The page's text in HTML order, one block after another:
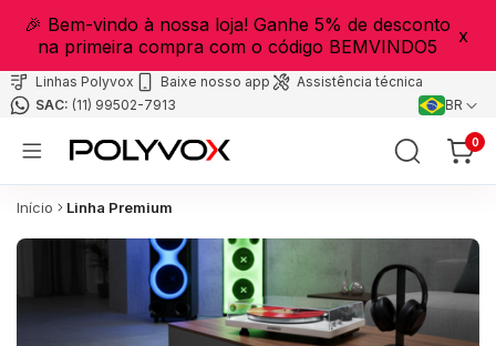
🎉 Bem-vindo à nossa loja! Ganhe 5% de desconto
na primeira compra com o código BEMVINDO5
x
Linhas Polyvox Baixe nosso app
Assistência técnica
(11) 99502-7913
BR
0
Início Linha Premium